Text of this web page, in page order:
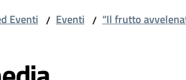
Eventi / Eventi / “Il frutto